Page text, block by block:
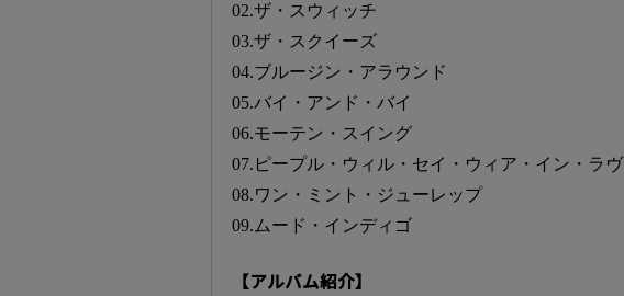
02.ザ・スウィッチ
03.ザ・スクイーズ
04.ブルージン・アラウンド
05.バイ・アンド・バイ
06.モーテン・スイング
07.ピープル・ウィル・セイ・ウィア・イン・ラヴ
08.ワン・ミント・ジューレップ
09.ムード・インディゴ
【アルバム紹介】